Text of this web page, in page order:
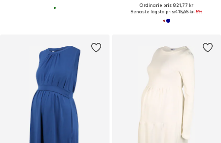
Ordinarie pris: 821,77 kr
Senaste lägsta pris:415,65 kr-5%